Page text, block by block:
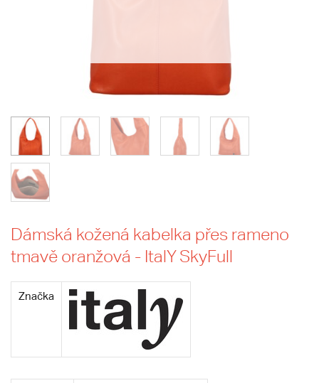
Dámská kožená kabelka přes rameno
tmavě oranžová - ItalY SkyFull
Značka